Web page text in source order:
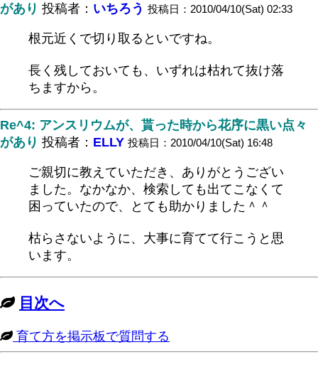
があり 投稿者： いちろう 投稿日：2010/04/10(Sat) 02:33
根元近くで切り取るといですね。
長く残しておいても、いずれは枯れて抜け落
ちますから。
Re^4: アンスリウムが、貰った時から花序に黒い点々
があり 投稿者： ELLY 投稿日：2010/04/10(Sat) 16:48
ご親切に教えていただき、ありがとうござい
ました。なかなか、検索しても出てこなくて
困っていたので、とても助かりました＾＾
枯らさないように、大事に育てて行こうと思
います。
目次へ
育て方を掲示板で質問する